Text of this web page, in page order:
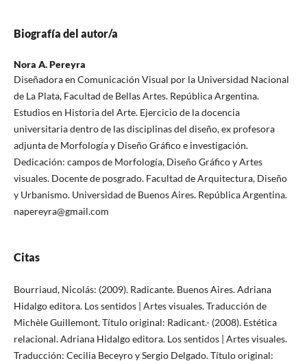
Biografía del autor/a
Nora A. Pereyra
Diseñadora en Comunicación Visual por la Universidad Nacional
de La Plata, Facultad de Bellas Artes. República Argentina.
Estudios en Historia del Arte. Ejercicio de la docencia
universitaria dentro de las disciplinas del diseño, ex profesora
adjunta de Morfología y Diseño Gráfico e investigación.
Dedicación: campos de Morfología, Diseño Gráfico y Artes
visuales. Docente de posgrado. Facultad de Arquitectura, Diseño
y Urbanismo. Universidad de Buenos Aires. República Argentina.
napereyra@gmail.com
Citas
Bourriaud, Nicolás: (2009). Radicante. Buenos Aires. Adriana
Hidalgo editora. Los sentidos | Artes visuales. Traducción de
Michèle Guillemont. Título original: Radicant.- (2008). Estética
relacional. Adriana Hidalgo editora. Los sentidos | Artes visuales.
Traducción: Cecilia Beceyro y Sergio Delgado. Título original: